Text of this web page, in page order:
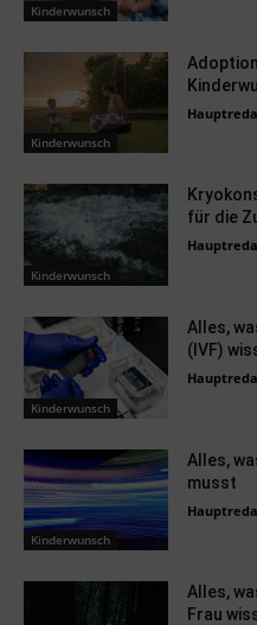
Kinderwunsch
Kinderwunsch
Kinderwunsch
für die
Kinderwunsch
Alles,
(IVF)
Kinderwunsch
Alles,
musst
Alles,
Frau